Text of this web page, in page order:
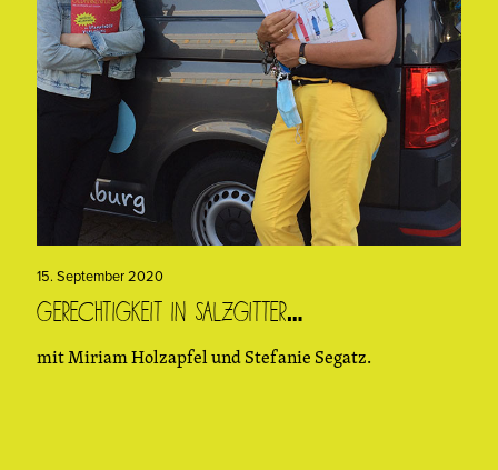
15. September 2020
Gerechtigkeit in Salzgitter…
mit Miriam Holzapfel und Stefanie Segatz.